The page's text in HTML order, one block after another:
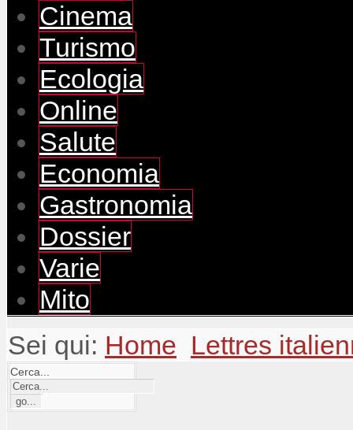
Cinema
Turismo
Ecologia
Online
Salute
Economia
Gastronomia
Dossier
Varie
Mito
Sei qui: Home Lettres
Cerca...